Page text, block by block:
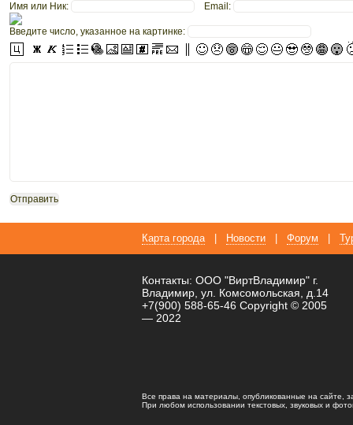
Имя или Ник: Email:
Введите число, указанное на картинке:
Карта города Новости Форум
Контакты: ООО "ВиртВладимир" г.
Владимир, ул. Комсомольская, д.14
+7(900) 588-65-46 Copyright © 2005
— 2022
Все права на материалы, опубликованные на сайте,
При любом использовании текстовых, звуковых и